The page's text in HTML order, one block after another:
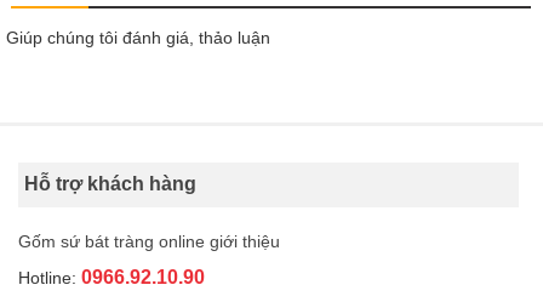
Giúp chúng tôi đánh giá, thảo luận
Hỗ trợ khách hàng
Gốm sứ bát tràng online giới thiệu
Hotline: 0966.92.10.90